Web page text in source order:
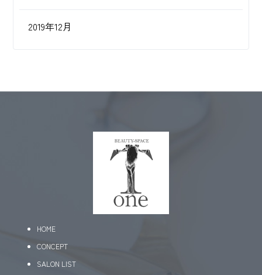
2019年12月
HOME
CONCEPT
SALON LIST